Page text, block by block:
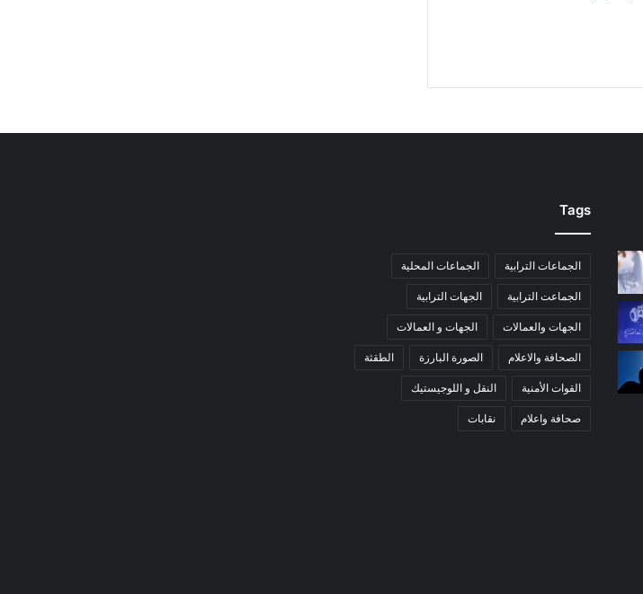
Tags
الجماعات الترابية الجماعات المحلية
الجماعت الترابية الجهات الترابية
الجهات والعمالات الجهات و العمالات
الصحافة والاعلام الصورة البارزة الطقثة
القوات الأمنية النقل و اللوجيستيك
صحافة واعلام نقابات